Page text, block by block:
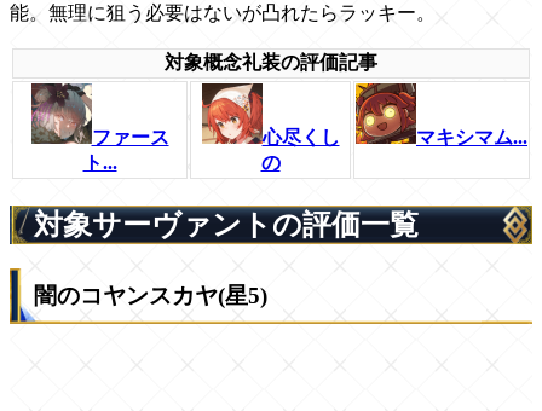
能。無理に狙う必要はないが凸れたらラッキー。
対象概念礼装の評価記事
ファース
ト...
心尽くし
の
マキシマム...
対象サーヴァントの評価一覧
闇のコヤンスカヤ(星5)